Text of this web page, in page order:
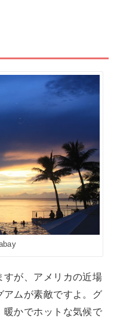
すが、アメリカの近場
アムが素敵ですよ。グ
暖かでホットな気候で